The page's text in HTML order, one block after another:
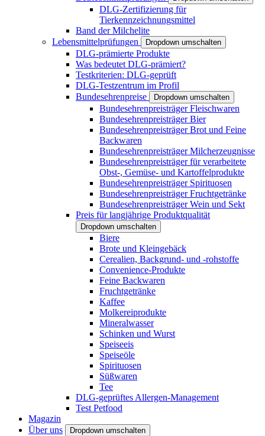
DLG-Zertifizierung für
Tierkennzeichnungsmittel
Band der Milchelite
Lebensmittelprüfungen
Dropdown umschalten
DLG-prämierte Produkte
Was bedeutet DLG-prämiert?
Testkriterien: DLG-geprüft
DLG-Testzentrum im Profil
Bundesehrenpreise
Dropdown umschalten
Bundesehrenpreisträger Fleischwaren
Bundesehrenpreisträger Bier
Bundesehrenpreisträger Brot und Feine
Backwaren
Bundesehrenpreisträger Milcherzeugnisse
Bundesehrenpreisträger für verarbeitete
Obst-, Gemüse- und Kartoffelprodukte
Bundesehrenpreisträger Spirituosen
Bundesehrenpreisträger Fruchtgetränke
Bundesehrenpreisträger Wein und Sekt
Preis für langjährige Produktqualität
Dropdown umschalten
Biere
Brote und Kleingebäck
Cerealien, Backgrund- und -rohstoffe
Convenience-Produkte
Feine Backwaren
Fruchtgetränke
Kaffee
Molkereiprodukte
Mineralwasser
Schinken und Wurst
Speiseeis
Speiseöle
Spirituosen
Süßwaren
Tee
DLG-geprüftes Allergen-Management
Test Petfood
Magazin
Über uns
Dropdown umschalten